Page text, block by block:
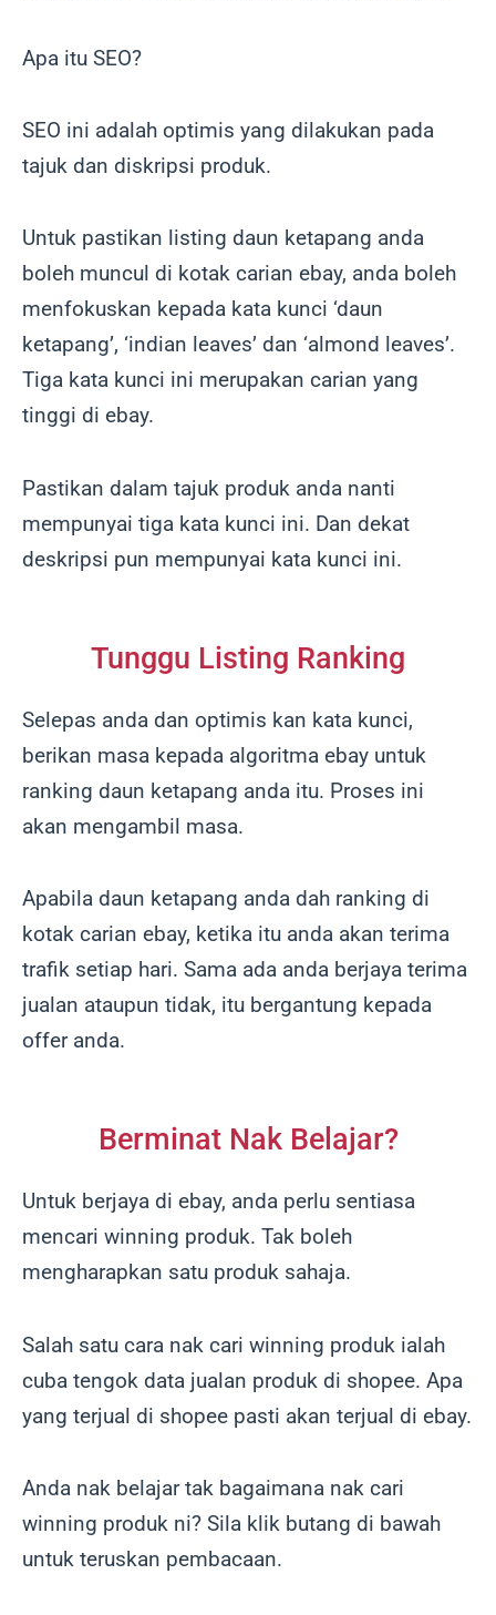
Apa itu SEO?
SEO ini adalah optimis yang dilakukan pada
tajuk dan diskripsi produk.
Untuk pastikan listing daun ketapang anda
boleh muncul di kotak carian ebay, anda boleh
menfokuskan kepada kata kunci ‘daun
ketapang’, ‘indian leaves’ dan ‘almond leaves’.
Tiga kata kunci ini merupakan carian yang
tinggi di ebay.
Pastikan dalam tajuk produk anda nanti
mempunyai tiga kata kunci ini. Dan dekat
deskripsi pun mempunyai kata kunci ini.
Tunggu Listing Ranking
Selepas anda dan optimis kan kata kunci,
berikan masa kepada algoritma ebay untuk
ranking daun ketapang anda itu. Proses ini
akan mengambil masa.
Apabila daun ketapang anda dah ranking di
kotak carian ebay, ketika itu anda akan terima
trafik setiap hari. Sama ada anda berjaya terima
jualan ataupun tidak, itu bergantung kepada
offer anda.
Berminat Nak Belajar?
Untuk berjaya di ebay, anda perlu sentiasa
mencari winning produk. Tak boleh
mengharapkan satu produk sahaja.
Salah satu cara nak cari winning produk ialah
cuba tengok data jualan produk di shopee. Apa
yang terjual di shopee pasti akan terjual di ebay.
Anda nak belajar tak bagaimana nak cari
winning produk ni? Sila klik butang di bawah
untuk teruskan pembacaan.